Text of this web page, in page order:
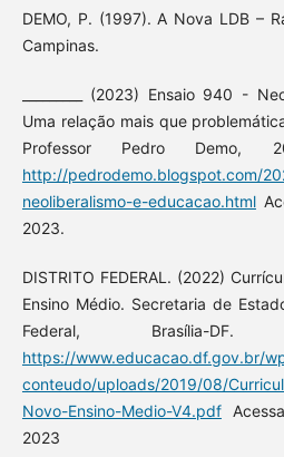
DEMO, P. (1997). A Nova LDB –
Campinas.
_________ (2023) Ensaio 940 -
Uma relação mais que
Professor Pedro Demo,
http://pedrodemo.blogspot.com/
neoliberalismo-e-educacao.html
2023.
DISTRITO FEDERAL. (2022)
Ensino Médio. Secretaria de
Federal, Brasília-
https://www.educacao.df.gov.br/
conteudo/uploads/2019/08/
Novo-Ensino-Medio-V4.pdf
2023